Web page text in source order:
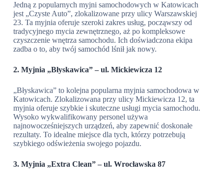
Jedną z popularnych myjni samochodowych w Katowicach
jest „Czyste Auto”, zlokalizowane przy ulicy Warszawskiej
23. Ta myjnia oferuje szeroki zakres usług, począwszy od
tradycyjnego mycia zewnętrznego, aż po kompleksowe
czyszczenie wnętrza samochodu. Ich doświadczona ekipa
zadba o to, aby twój samochód lśnił jak nowy.
2. Myjnia „Błyskawica” – ul. Mickiewicza 12
„Błyskawica” to kolejna popularna myjnia samochodowa w
Katowicach. Zlokalizowana przy ulicy Mickiewicza 12, ta
myjnia oferuje szybkie i skuteczne usługi mycia samochodu.
Wysoko wykwalifikowany personel używa
najnowocześniejszych urządzeń, aby zapewnić doskonałe
rezultaty. To idealne miejsce dla tych, którzy potrzebują
szybkiego odświeżenia swojego pojazdu.
3. Myjnia „Extra Clean” – ul. Wrocławska 87